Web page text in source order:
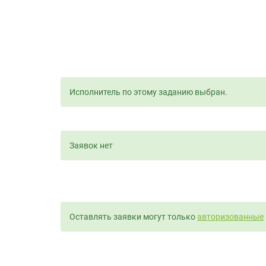
Исполнитель по этому заданию выбран.
Заявок нет
Оставлять заявки могут толькоавторизованные